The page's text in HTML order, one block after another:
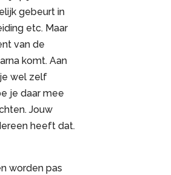
gebeurt in
etc. Maar
van de
komt. Aan
wel zelf
je daar mee
Jouw
heeft dat.
worden pas